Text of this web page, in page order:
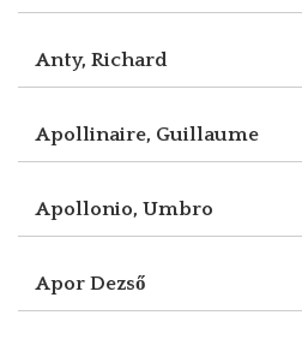
Anty, Richard
Apollinaire, Guillaume
Apollonio, Umbro
Apor Dezső